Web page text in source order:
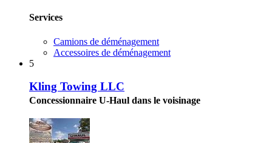
Services
Camions de déménagement
Accessoires de déménagement
5
Kling Towing LLC
Concessionnaire U-Haul dans le voisinage